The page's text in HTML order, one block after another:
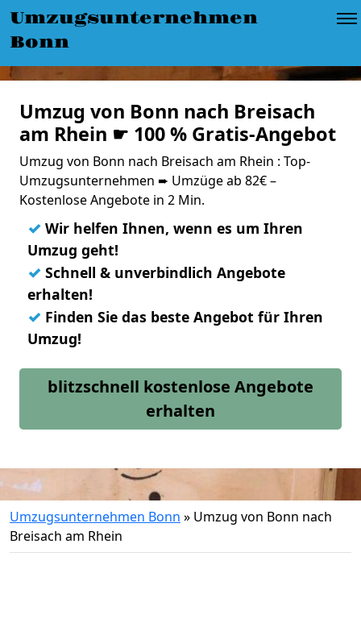
Umzugsunternehmen
Bonn
Umzug von Bonn nach Breisach
am Rhein ☛ 100 % Gratis-Angebot
Umzug von Bonn nach Breisach am Rhein : Top-
Umzugsunternehmen ➨ Umzüge ab 82€ –
Kostenlose Angebote in 2 Min.
✓ Wir helfen Ihnen, wenn es um Ihren
Umzug geht!
✓ Schnell & unverbindlich Angebote
erhalten!
✓ Finden Sie das beste Angebot für Ihren
Umzug!
blitzschnell kostenlose Angebote
erhalten
Umzugsunternehmen Bonn » Umzug von Bonn nach
Breisach am Rhein